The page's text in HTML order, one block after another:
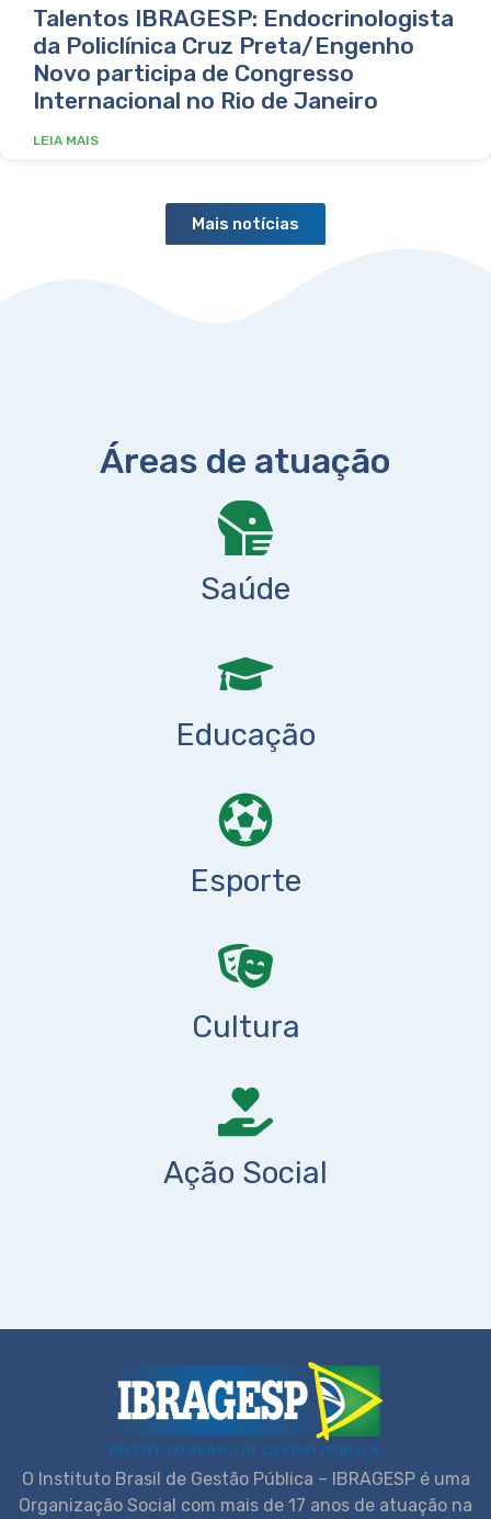
Talentos IBRAGESP: Endocrinologista
da Policlínica Cruz Preta/Engenho
Novo participa de Congresso
Internacional no Rio de Janeiro
LEIA MAIS
Mais notícias
Áreas de atuação
Saúde
Educação
Esporte
Cultura
Ação Social
O Instituto Brasil de Gestão Pública – IBRAGESP é uma
Organização Social com mais de 17 anos de atuação na